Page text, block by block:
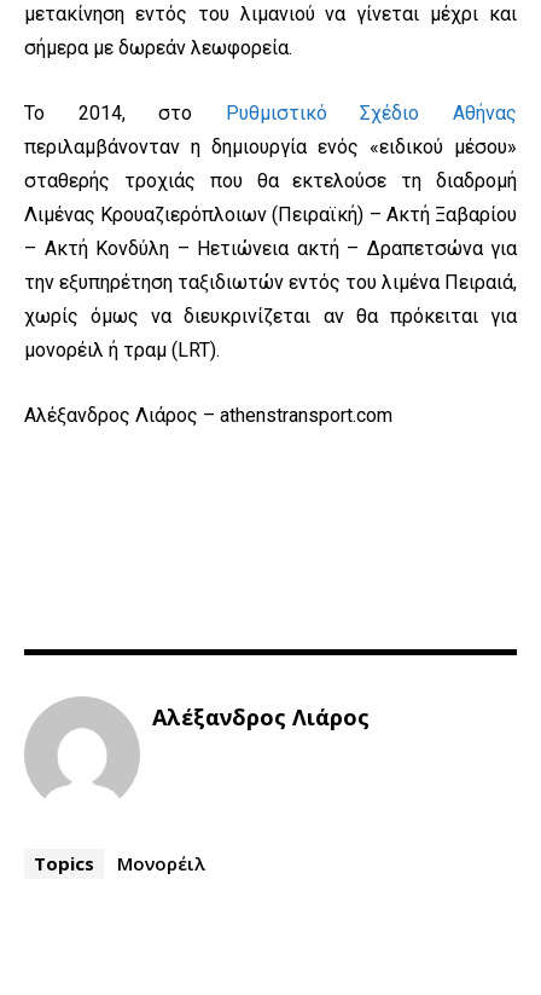
μετακίνηση εντός του λιμανιού να γίνεται μέχρι και
σήμερα με δωρεάν λεωφορεία.
Το 2014, στο Ρυθμιστικό Σχέδιο Αθήνας
περιλαμβάνονταν η δημιουργία ενός «ειδικού μέσου»
σταθερής τροχιάς που θα εκτελούσε τη διαδρομή
Λιμένας Κρουαζιερόπλοιων (Πειραϊκή) – Ακτή Ξαβαρίου
– Ακτή Κονδύλη – Ηετιώνεια ακτή – Δραπετσώνα για
την εξυπηρέτηση ταξιδιωτών εντός του λιμένα Πειραιά,
χωρίς όμως να διευκρινίζεται αν θα πρόκειται για
μονορέιλ ή τραμ (LRT).
Αλέξανδρος Λιάρος – athenstransport.com
Αλέξανδρος Λιάρος
Topics Μονορέιλ